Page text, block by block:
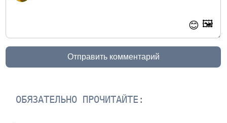
😊 🖼️
Отправить комментарий
ОБЯЗАТЕЛЬНО ПРОЧИТАЙТЕ: